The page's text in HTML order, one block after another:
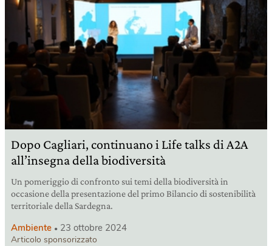
Dopo Cagliari, continuano i Life talks di A2A
all’insegna della biodiversità
Un pomeriggio di confronto sui temi della biodiversità in
occasione della presentazione del primo Bilancio di sostenibilità
territoriale della Sardegna.
Ambiente 23 ottobre 2024
Articolo sponsorizzato